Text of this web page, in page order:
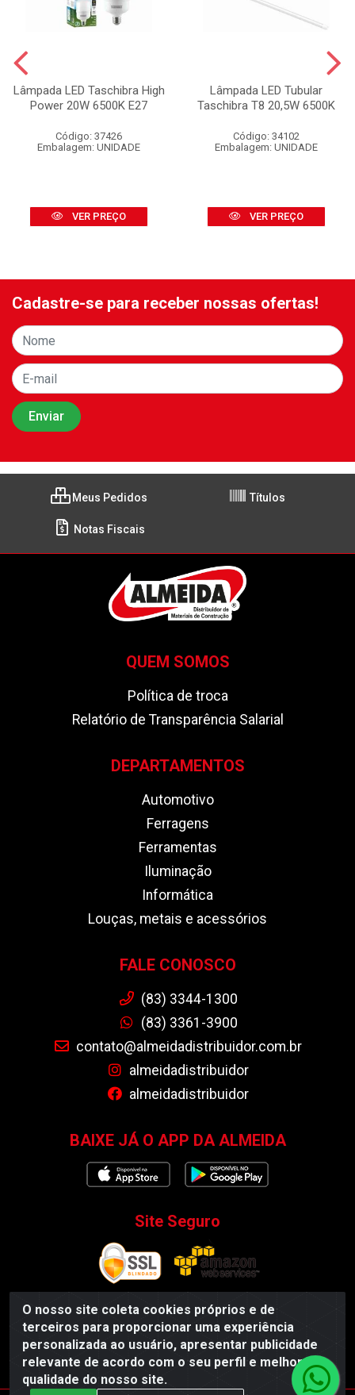
Lâmpada LED Taschibra High
Power 20W 6500K E27
Código: 37426
Embalagem: UNIDADE
VER PREÇO
Lâmpada LED Tubular
Taschibra T8 20,5W 6500K
Código: 34102
Embalagem: UNIDADE
VER PREÇO
O nosso site coleta cookies próprios e de
terceiros para proporcionar uma experiência
personalizada ao usuário, apresentar publicidade
relevante de acordo com o seu perfil e melhorar a
qualidade do nosso site.
Cadastre-se para receber nossas ofertas!
Meus Pedidos Títulos
Notas Fiscais
QUEM SOMOS
Política de troca
Relatório de Transparência Salarial
DEPARTAMENTOS
Automotivo
Ferragens
Ferramentas
Iluminação
Informática
Louças, metais e acessórios
FALE CONOSCO
(83) 3344-1300
(83) 3361-3900
contato@almeidadistribuidor.com.br
almeidadistribuidor
almeidadistribuidor
BAIXE JÁ O APP DA ALMEIDA
Site Seguro
Almeida Distribuidor - Rodovia BR 104, S/N, Centro -
Esperança/PB - CEP 58135-000 - CNPJ 35.419.548/0001-55